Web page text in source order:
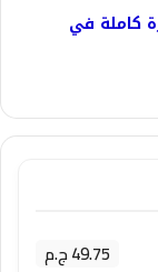
كاملة في
49.75 ج.م